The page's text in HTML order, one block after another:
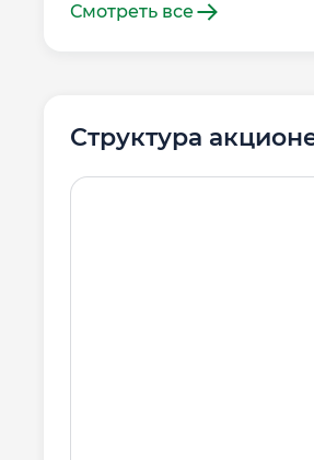
Смотреть все
Структура
АО Промышл.инж. группа